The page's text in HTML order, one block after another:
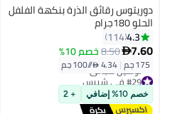
دوريتوس رقائق الذرة بنكهة الفلفل
الحلو 180جرام
4.3
114
7.60
8.50خصم 10%
175 جم |
#29 في شيبس
أقل سعر في 30 يوم
توصيل مجاني
خصم 10% إضافي + 2